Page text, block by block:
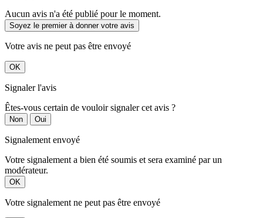
Aucun avis n'a été publié pour le moment.
Soyez le premier à donner votre avis
Votre avis ne peut pas être envoyé
OK
Signaler l'avis
Êtes-vous certain de vouloir signaler cet avis ?
Non Oui
Signalement envoyé
Votre signalement a bien été soumis et sera examiné par un
modérateur.
OK
Votre signalement ne peut pas être envoyé